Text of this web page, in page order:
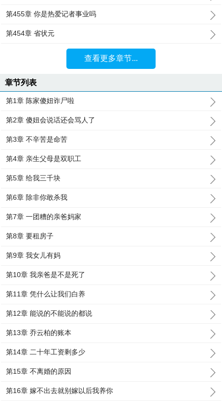
第455章 你是热爱记者事业吗
第454章 省状元
查看更多章节...
章节列表
第1章 陈家傻妞诈尸啦
第2章 傻妞会说话还会骂人了
第3章 不辛苦是命苦
第4章 亲生父母是双职工
第5章 给我三千块
第6章 除非你敢杀我
第7章 一团糟的亲爸妈家
第8章 要租房子
第9章 我女儿有妈
第10章 我亲爸是不是死了
第11章 凭什么让我们白养
第12章 能说的不能说的都说
第13章 乔云柏的账本
第14章 二十年工资剩多少
第15章 不离婚的原因
第16章 嫁不出去就别嫁以后我养你